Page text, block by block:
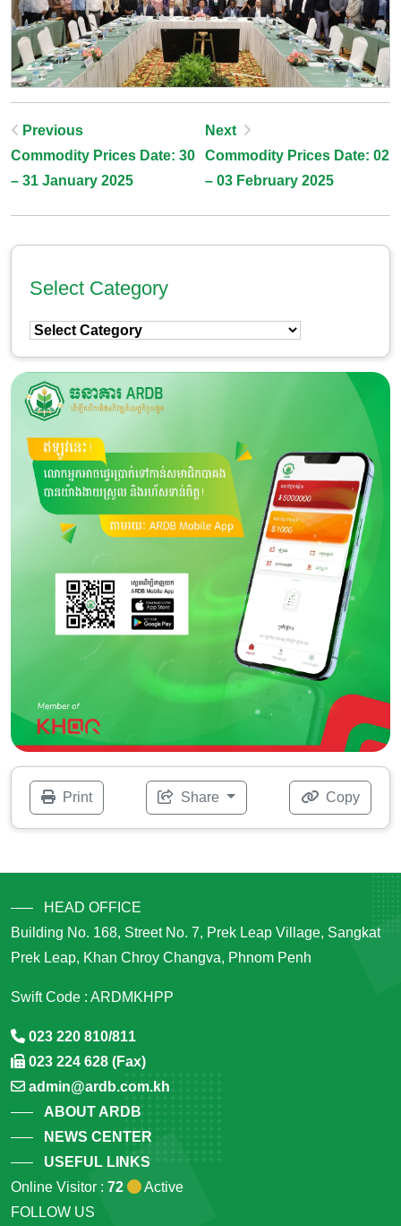
Post
Navigation
Previous
Commodity Prices Date: 30
– 31 January 2025
Next
Commodity Prices Date: 02
– 03 February 2025
Select Category
Select
Category
Print Share Copy
HEAD OFFICE
Building No. 168, Street No. 7, Prek Leap Village, Sangkat
Prek Leap, Khan Chroy Changva, Phnom Penh
Swift Code : ARDMKHPP
023 220 810/811
023 224 628 (Fax)
admin@ardb.com.kh
ABOUT ARDB
NEWS CENTER
USEFUL LINKS
Online Visitor : 72
Active
FOLLOW US